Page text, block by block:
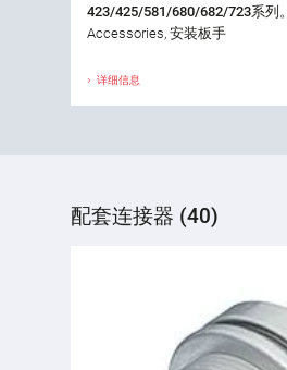
423/425/581/680/682/723系列。
Accessories, 安装板手
详细信息
配套连接器 (40)